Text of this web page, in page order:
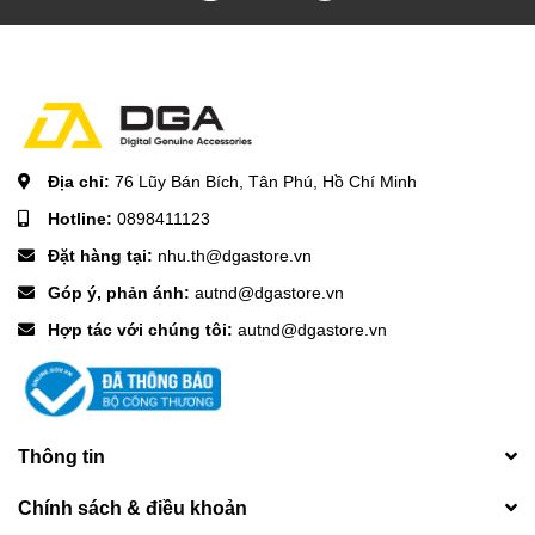
Địa chỉ: 76 Lũy Bán Bích, Tân Phú, Hồ Chí Minh
Hotline: 0898411123
Đặt hàng tại: nhu.th@dgastore.vn
Góp ý, phản ánh: autnd@dgastore.vn
Hợp tác với chúng tôi: autnd@dgastore.vn
Thông tin
Chính sách & điều khoản